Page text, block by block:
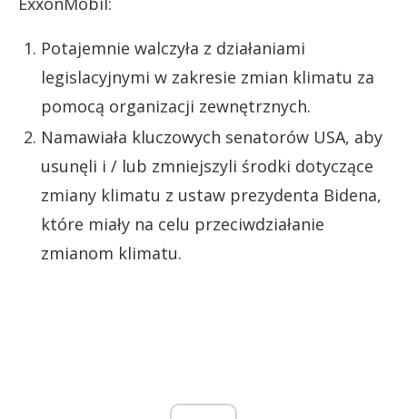
Potajemnie walczyła z działaniami
legislacyjnymi w zakresie zmian klimatu za
pomocą organizacji zewnętrznych.
Namawiała kluczowych senatorów USA, aby
usunęli i / lub zmniejszyli środki dotyczące
zmiany klimatu z ustaw prezydenta Bidena,
które miały na celu przeciwdziałanie
zmianom klimatu.